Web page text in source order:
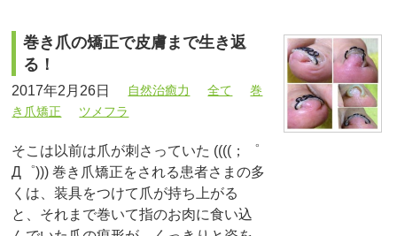
巻き爪の矯正で皮膚まで生き返
る！
2017年2月26日 自然治癒力 全て
巻
き爪矯正
ツメフラ
そこは以前は爪が刺さっていた ((((；゜
Д゜))) 巻き爪矯正をされる患者さまの多
くは、装具をつけて爪が持ち上がる
と、それまで巻いて指のお肉に食い込